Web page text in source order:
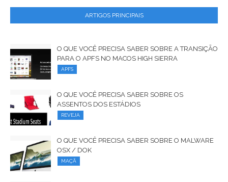
ARTIGOS PRINCIPAIS
O QUE VOCÊ PRECISA SABER SOBRE A TRANSIÇÃO
PARA O APFS NO MACOS HIGH SIERRA
APFS
O QUE VOCÊ PRECISA SABER SOBRE OS
ASSENTOS DOS ESTÁDIOS
REVEJA
O QUE VOCÊ PRECISA SABER SOBRE O MALWARE
OSX / DOK
MAÇÃ